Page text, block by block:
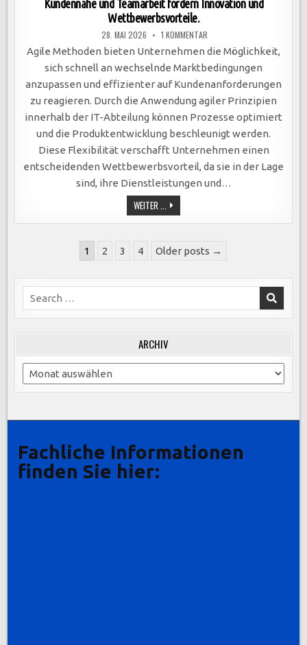
Kundennähe und Teamarbeit fördern Innovation und
Wettbewerbsvorteile.
28. MAI 2026 1 KOMMENTAR
METHODEN
STÄRKEN
UNTERNEHMEN:
FLEXIBILITÄT,
KUNDENNÄHE
UND
TEAMARBEIT
FÖRDERN
INNOVATION
UND
WETTBEWERBSVORTEILE.
Agile Methoden bieten Unternehmen die Möglichkeit,
sich schnell an wechselnde Marktbedingungen
anzupassen und effizienter auf Kundenanforderungen
zu reagieren. Durch die Anwendung agiler Prinzipien
innerhalb der IT-Abteilung können Prozesse optimiert
und die Produktentwicklung beschleunigt werden.
Diese Flexibilität verschafft Unternehmen einen
entscheidenden Wettbewerbsvorteil, da sie in der Lage
sind, ihre Dienstleistungen und…
WEITER ... AGILE
METHODEN
STÄRKEN
KUNDENNÄHE
UND
FÖRDERN
INNOVATION
Seitennummerierung
Beiträge
1 2 3 4 Older posts →
Search
for:
ARCHIV
Archiv
Fachliche Informationen
finden Sie hier: